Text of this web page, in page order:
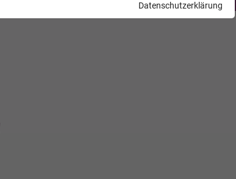
Datenschutzerklärung